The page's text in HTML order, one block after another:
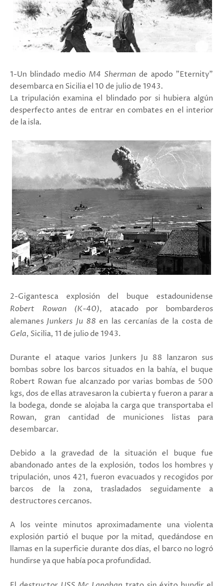
1-Un blindado medio M4 Sherman de apodo "Eternity"
desembarca en Sicilia el 10 de julio de 1943.
La tripulación examina el blindado por si hubiera algún
desperfecto antes de entrar en combates en el interior
de la isla.
2-Gigantesca explosión del buque estadounidense
Robert Rowan (K-40), atacado por bombarderos
alemanesJunkers Ju 88 en las cercanías de la costa de
Gela, Sicilia, 11 de julio de 1943.
Durante el ataque varios Junkers Ju 88 lanzaron sus
bombas sobre los barcos situados en la bahía, el buque
Robert Rowan fue alcanzado por varias bombas de 500
kgs, dos de ellas atravesaron la cubierta y fueron a parar a
la bodega, donde se alojaba la carga que transportaba el
Rowan, gran cantidad de municiones listas para
desembarcar.
Debido a la gravedad de la situación el buque fue
abandonado antes de la explosión, todos los hombres y
tripulación, unos 421, fueron evacuados y recogidos por
barcos de la zona, trasladados seguidamente a
destructores cercanos.
A los veinte minutos aproximadamente una violenta
explosión partió el buque por la mitad, quedándose en
llamas en la superficie durante dos días, el barco no logró
hundirse ya que había poca profundidad.